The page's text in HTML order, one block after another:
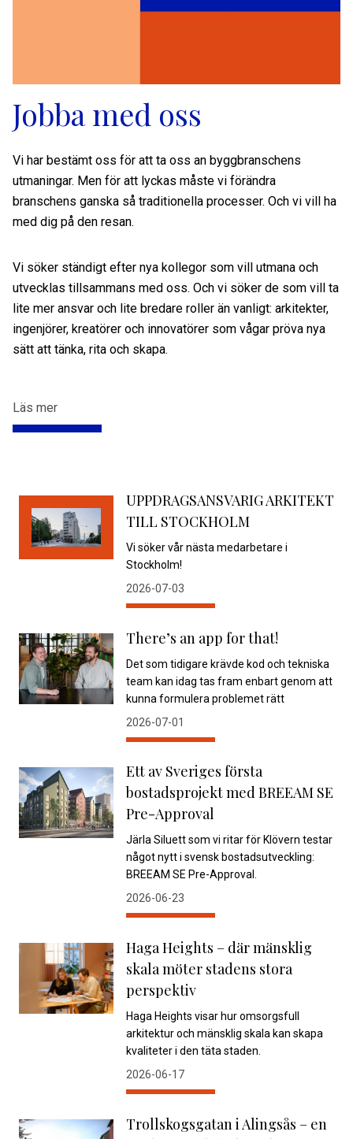
Jobba med oss
Vi har bestämt oss för att ta oss an byggbranschens
utmaningar. Men för att lyckas måste vi förändra
branschens ganska så traditionella processer. Och vi vill ha
med dig på den resan.
Vi söker ständigt efter nya kollegor som vill utmana och
utvecklas tillsammans med oss. Och vi söker de som vill ta
lite mer ansvar och lite bredare roller än vanligt: arkitekter,
ingenjörer, kreatörer och innovatörer som vågar pröva nya
sätt att tänka, rita och skapa.
Läs mer
UPPDRAGSANSVARIG ARKITEKT
TILL STOCKHOLM
Vi söker vår nästa medarbetare i
Stockholm!
2026-07-03
There’s an app for that!
Det som tidigare krävde kod och tekniska
team kan idag tas fram enbart genom att
kunna formulera problemet rätt
2026-07-01
Ett av Sveriges första
bostadsprojekt med BREEAM SE
Pre-Approval
Järla Siluett som vi ritar för Klövern testar
något nytt i svensk bostadsutveckling:
BREEAM SE Pre-Approval.
2026-06-23
Haga Heights – där mänsklig
skala möter stadens stora
perspektiv
Haga Heights visar hur omsorgsfull
arkitektur och mänsklig skala kan skapa
kvaliteter i den täta staden.
2026-06-17
Trollskogsgatan i Alingsås – en